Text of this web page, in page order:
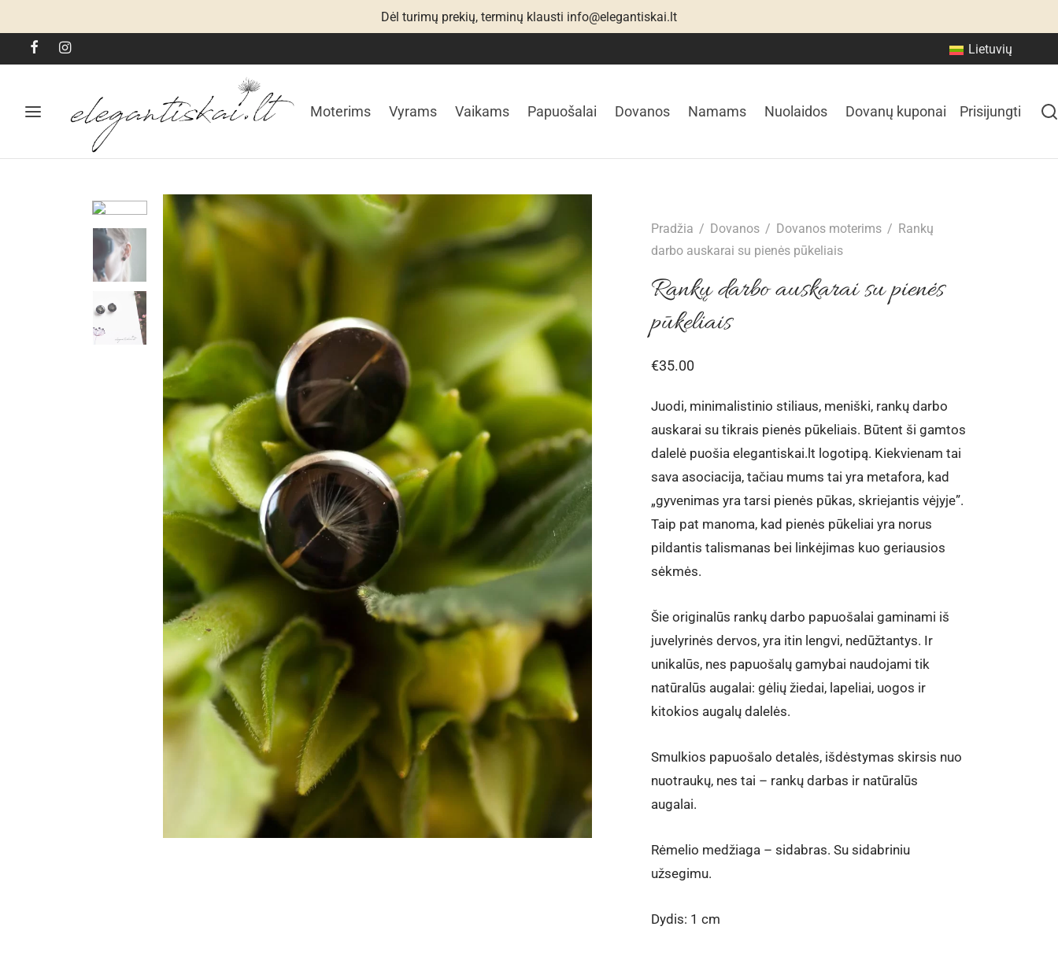
Dėl turimų prekių, terminų klausti info@elegantiskai.lt
Lietuvių
Moterims Vyrams Vaikams Papuošalai Dovanos Namams Nuolaidos Dovanų kuponai Prisijungti
Pradžia / Dovanos / Dovanos moterims / Rankų
darbo auskarai su pienės pūkeliais
Rankų darbo auskarai su pienės
pūkeliais
€35.00
Juodi, minimalistinio stiliaus, meniški, rankų darbo
auskarai su tikrais pienės pūkeliais. Būtent ši gamtos
dalelė puošia elegantiskai.lt logotipą. Kiekvienam tai
sava asociacija, tačiau mums tai yra metafora, kad
„gyvenimas yra tarsi pienės pūkas, skriejantis vėjyje”.
Taip pat manoma, kad pienės pūkeliai yra norus
pildantis talismanas bei linkėjimas kuo geriausios
sėkmės.
Šie originalūs rankų darbo papuošalai gaminami iš
juvelyrinės dervos, yra itin lengvi, nedūžtantys. Ir
unikalūs, nes papuošalų gamybai naudojami tik
natūralūs augalai: gėlių žiedai, lapeliai, uogos ir
kitokios augalų dalelės.
Smulkios papuošalo detalės, išdėstymas skirsis nuo
nuotraukų, nes tai – rankų darbas ir natūralūs
augalai.
Rėmelio medžiaga – sidabras. Su sidabriniu
užsegimu.
Dydis: 1 cm